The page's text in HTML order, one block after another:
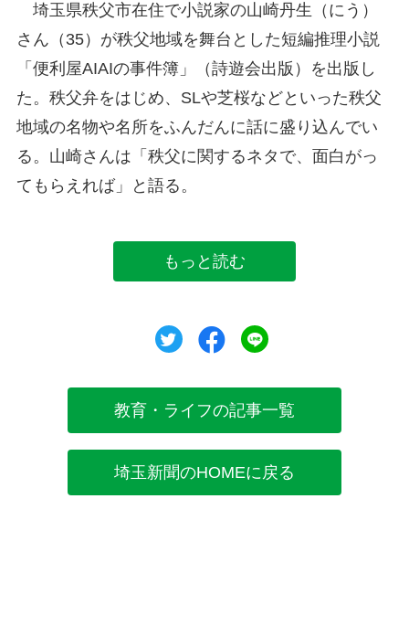
埼玉県秩父市在住で小説家の山崎丹生（にう）
さん（35）が秩父地域を舞台とした短編推理小説
「便利屋AIAIの事件簿」（詩遊会出版）を出版し
た。秩父弁をはじめ、SLや芝桜などといった秩父
地域の名物や名所をふんだんに話に盛り込んでい
る。山崎さんは「秩父に関するネタで、面白がっ
てもらえれば」と語る。
もっと読む
ツイートシェア
教育・ライフの記事一覧
埼玉新聞のHOMEに戻る